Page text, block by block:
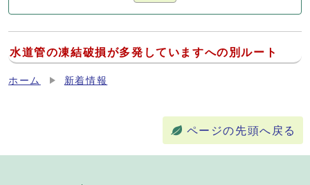
水道管の凍結破損が多発していますへの別ルート
ホーム 新着情報
ページの先頭へ戻る